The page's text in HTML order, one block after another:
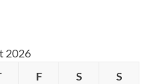
2026
F S S